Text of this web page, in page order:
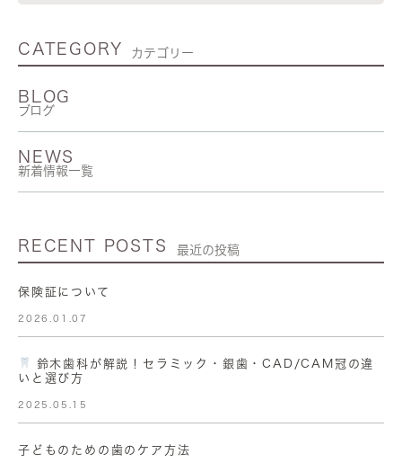
CATEGORY カテゴリー
BLOG
ブログ
NEWS
新着情報一覧
RECENT POSTS 最近の投稿
保険証について
2026.01.07
鈴木歯科が解説！セラミック・銀歯・CAD/CAM冠の違
いと選び方
2025.05.15
子どものための歯のケア方法